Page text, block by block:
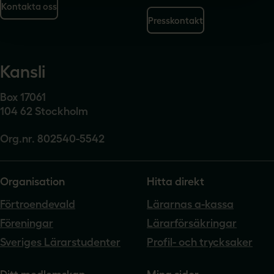
Kontakta oss
Presskontakt
Kansli
Box 17061
104 62 Stockholm
Org.nr. 802540-5542
Organisation
Förtroendevald
Föreningar
Sveriges Lärarstudenter
Hitta direkt
Lärarnas a-kassa
Lärarförsäkringar
Profil- och trycksaker